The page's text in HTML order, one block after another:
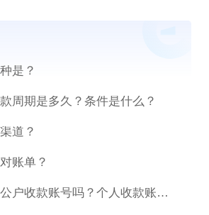
是？
周期是多久？条件是什么？
道？
账单？
必须使用公户收款账号吗？个人收款账号可以吗？